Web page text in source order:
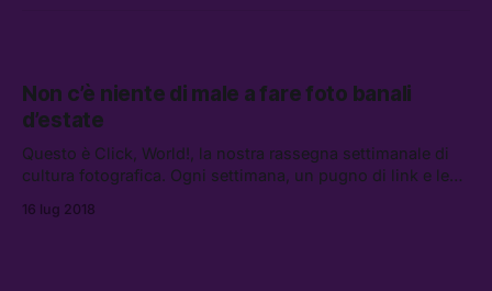
Non c’è niente di male a fare foto banali
d’estate
Questo è Click, World!, la nostra rassegna settimanale di
cultura fotografica. Ogni settimana, un pugno di link e le
16 lug 2018